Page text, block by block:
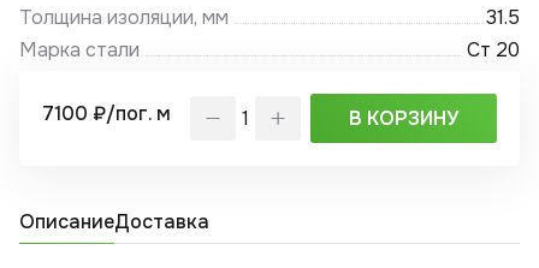
Толщина изоляции, мм
31.5
Марка стали
Ст 20
7100 ₽/пог. м В КОРЗИНУ
ОписаниеДоставка